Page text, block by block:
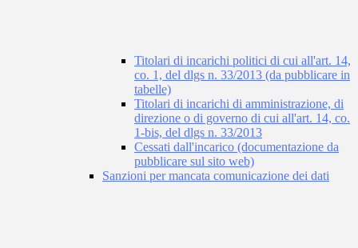
Titolari di incarichi politici di cui all'art. 14,
co. 1, del dlgs n. 33/2013 (da pubblicare in
tabelle)
Titolari di incarichi di amministrazione, di
direzione o di governo di cui all'art. 14, co.
1-bis, del dlgs n. 33/2013
Cessati dall'incarico (documentazione da
pubblicare sul sito web)
Sanzioni per mancata comunicazione dei dati